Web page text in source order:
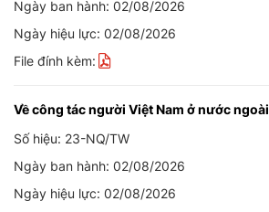
Ngày ban hành: 02/08/2026
Ngày hiệu lực: 02/08/2026
File đính kèm:
Về công tác người Việt Nam ở nước ngoài
Số hiệu: 23-NQ/TW
Ngày ban hành: 02/08/2026
Ngày hiệu lực: 02/08/2026